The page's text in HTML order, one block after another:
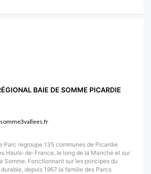
BAIE DE SOMME PICARDIE
Parc regroupe 135 communes de Picardie
Hauts-de-France, le long de la Manche et sur
Somme. Fonctionnant sur les principes du
depuis 1967 la famille des Parcs